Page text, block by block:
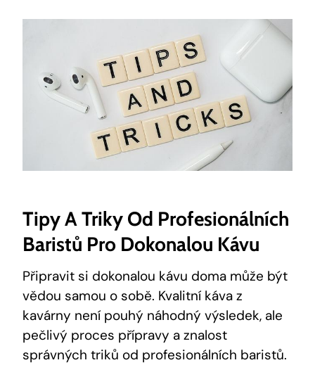
Tipy A Triky Od Profesionálních
Baristů Pro Dokonalou Kávu
Připravit si dokonalou kávu doma může být
vědou samou o sobě. Kvalitní káva z
kavárny není pouhý náhodný výsledek, ale
pečlivý proces přípravy a znalost
správných triků od profesionálních baristů.